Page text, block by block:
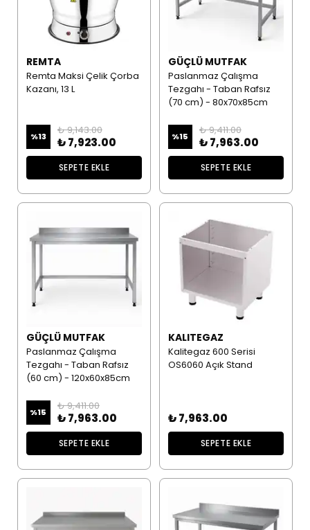
REMTA
Remta Maksi Çelik Çorba
Kazanı, 13 L
%13
₺ 9,143.00
₺ 7,923.00
SEPETE EKLE
GÜÇLÜ MUTFAK
Paslanmaz Çalışma
Tezgahı - Taban Rafsız
(70 cm) - 80x70x85cm
%15
₺ 9,411.00
₺ 7,963.00
SEPETE EKLE
GÜÇLÜ MUTFAK
Paslanmaz Çalışma
Tezgahı - Taban Rafsız
(60 cm) - 120x60x85cm
%15
₺ 9,411.00
₺ 7,963.00
SEPETE EKLE
KALITEGAZ
Kalitegaz 600 Serisi
OS6060 Açık Stand
₺ 7,963.00
SEPETE EKLE